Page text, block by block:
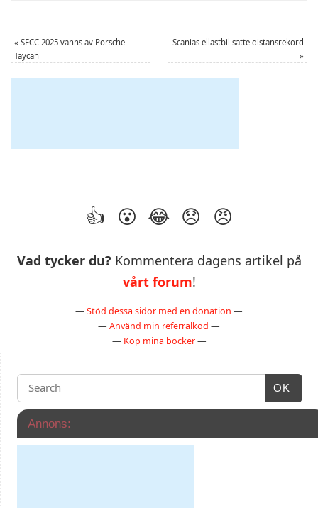
« SECC 2025 vanns av Porsche
Taycan
Scanias ellastbil satte distansrekord
»
Vad tycker du? Kommentera dagens artikel på
vårt forum!
— Stöd dessa sidor med en donation —
— Använd min referralkod —
— Köp mina böcker—
OK
Annons: